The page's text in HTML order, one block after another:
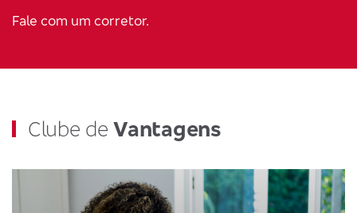
Fale com um corretor.
Clube deVantagens